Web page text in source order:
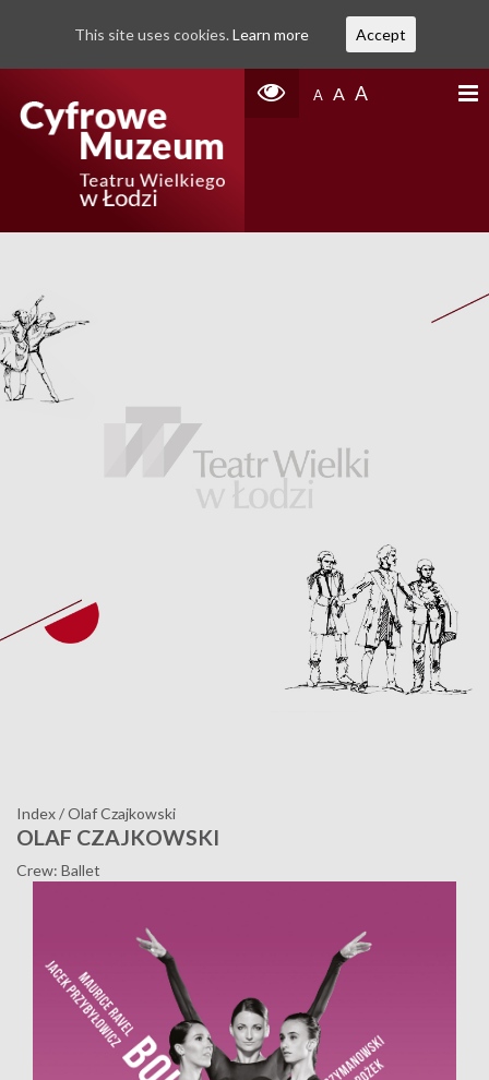
A A A
Index/Olaf Czajkowski
OLAF CZAJKOWSKI
Crew: Ballet
This site uses cookies. Learn more Accept